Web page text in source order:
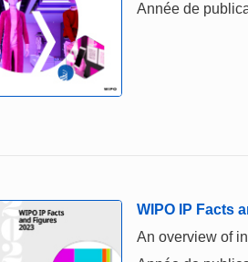
Année de
WIPO IP Facts
An overview of